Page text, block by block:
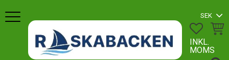
Meny
INKL.
MOMS